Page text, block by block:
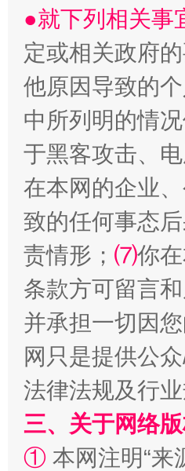
受贿1.44亿！段成刚被
全民健身五年计划来了！
阿坝州三大球赛在茂县
●就下列相关事
定或相关政府
他原因导致的
中所列明的情
于黑客攻击、
在本网的企业
致的任何事态后
责情形； ⑺你
条款方可留言
并承担一切因
网只是提供公
法律法规及行
三、关于网络
① 本网注明“来